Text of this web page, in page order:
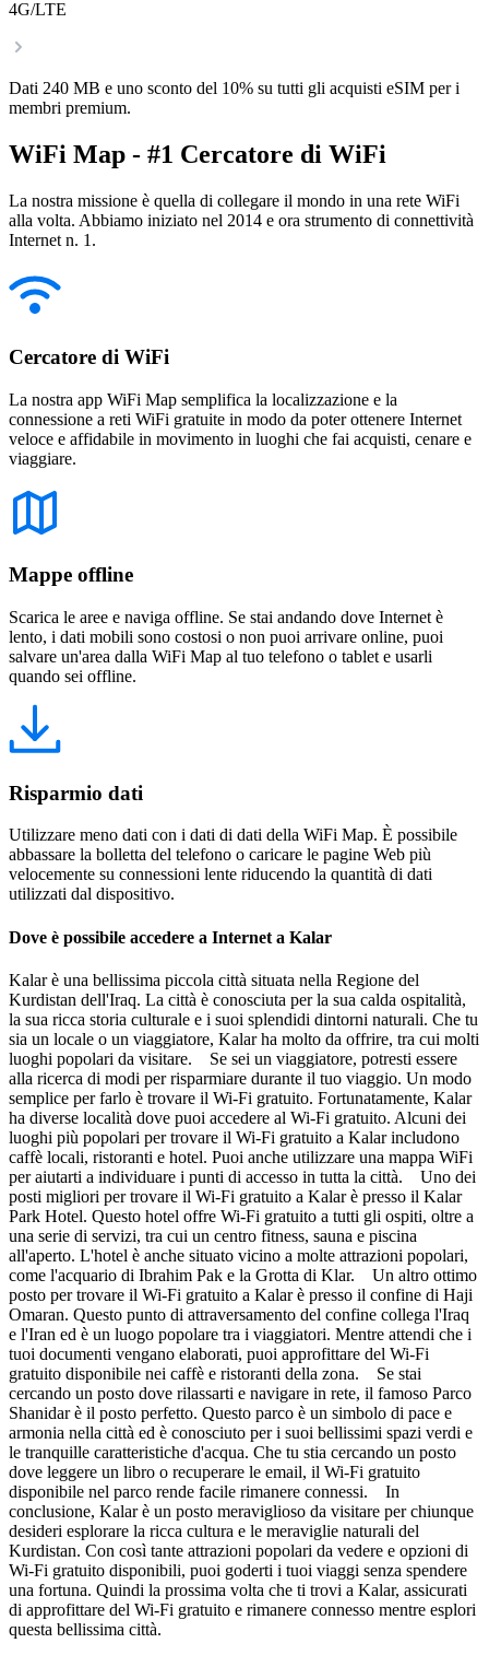
4G/LTE
Dati 240 MB e uno sconto del 10% su tutti gli acquisti eSIM per i
membri premium.
WiFi Map - #1 Cercatore di WiFi
La nostra missione è quella di collegare il mondo in una rete WiFi
alla volta. Abbiamo iniziato nel 2014 e ora strumento di connettività
Internet n. 1.
Cercatore di WiFi
La nostra app WiFi Map semplifica la localizzazione e la
connessione a reti WiFi gratuite in modo da poter ottenere Internet
veloce e affidabile in movimento in luoghi che fai acquisti, cenare e
viaggiare.
Mappe offline
Scarica le aree e naviga offline. Se stai andando dove Internet è
lento, i dati mobili sono costosi o non puoi arrivare online, puoi
salvare un'area dalla WiFi Map al tuo telefono o tablet e usarli
quando sei offline.
Risparmio dati
Utilizzare meno dati con i dati di dati della WiFi Map. È possibile
abbassare la bolletta del telefono o caricare le pagine Web più
velocemente su connessioni lente riducendo la quantità di dati
utilizzati dal dispositivo.
Dove è possibile accedere a Internet a Kalar
Kalar è una bellissima piccola città situata nella Regione del
Kurdistan dell'Iraq. La città è conosciuta per la sua calda ospitalità,
la sua ricca storia culturale e i suoi splendidi dintorni naturali. Che tu
sia un locale o un viaggiatore, Kalar ha molto da offrire, tra cui molti
luoghi popolari da visitare. Se sei un viaggiatore, potresti essere
alla ricerca di modi per risparmiare durante il tuo viaggio. Un modo
semplice per farlo è trovare il Wi-Fi gratuito. Fortunatamente, Kalar
ha diverse località dove puoi accedere al Wi-Fi gratuito. Alcuni dei
luoghi più popolari per trovare il Wi-Fi gratuito a Kalar includono
caffè locali, ristoranti e hotel. Puoi anche utilizzare una mappa WiFi
per aiutarti a individuare i punti di accesso in tutta la città. Uno dei
posti migliori per trovare il Wi-Fi gratuito a Kalar è presso il Kalar
Park Hotel. Questo hotel offre Wi-Fi gratuito a tutti gli ospiti, oltre a
una serie di servizi, tra cui un centro fitness, sauna e piscina
all'aperto. L'hotel è anche situato vicino a molte attrazioni popolari,
come l'acquario di Ibrahim Pak e la Grotta di Klar. Un altro ottimo
posto per trovare il Wi-Fi gratuito a Kalar è presso il confine di Haji
Omaran. Questo punto di attraversamento del confine collega l'Iraq
e l'Iran ed è un luogo popolare tra i viaggiatori. Mentre attendi che i
tuoi documenti vengano elaborati, puoi approfittare del Wi-Fi
gratuito disponibile nei caffè e ristoranti della zona. Se stai
cercando un posto dove rilassarti e navigare in rete, il famoso Parco
Shanidar è il posto perfetto. Questo parco è un simbolo di pace e
armonia nella città ed è conosciuto per i suoi bellissimi spazi verdi e
le tranquille caratteristiche d'acqua. Che tu stia cercando un posto
dove leggere un libro o recuperare le email, il Wi-Fi gratuito
disponibile nel parco rende facile rimanere connessi. In
conclusione, Kalar è un posto meraviglioso da visitare per chiunque
desideri esplorare la ricca cultura e le meraviglie naturali del
Kurdistan. Con così tante attrazioni popolari da vedere e opzioni di
Wi-Fi gratuito disponibili, puoi goderti i tuoi viaggi senza spendere
una fortuna. Quindi la prossima volta che ti trovi a Kalar, assicurati
di approfittare del Wi-Fi gratuito e rimanere connesso mentre esplori
questa bellissima città.